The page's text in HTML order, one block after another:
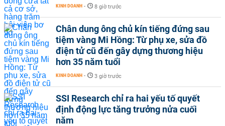
KINH DOANH - 8 giờ trước
Chân dung ông chủ kín tiếng đứng sau
tiệm vàng Mi Hồng: Từ phụ xe, sửa đồ
điện tử cũ đến gây dựng thương hiệu
hơn 35 năm tuổi
KINH DOANH - 3 giờ trước
SSI Research chỉ ra hai yếu tố quyết
định động lực tăng trưởng nửa cuối
năm